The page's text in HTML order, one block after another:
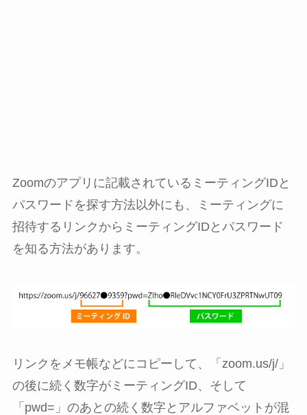
Zoomのアプリに記載されているミーティングIDと
パスワードを探す方法以外にも、ミーティングに
招待するリンクからミーティングIDとパスワード
を知る方法があります。
リンクをメモ帳などにコピーして、「zoom.us/j/」
の後に続く数字がミーティングID、そして
「pwd=」のあとの続く数字とアルファベットが混